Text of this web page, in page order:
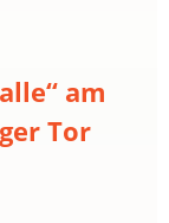
am
Tor